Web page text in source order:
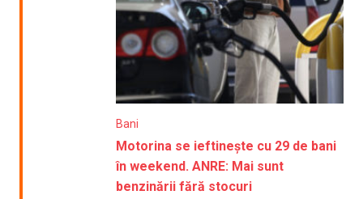
Bani
Motorina se ieftinește cu 29 de bani
în weekend. ANRE: Mai sunt
benzinării fără stocuri